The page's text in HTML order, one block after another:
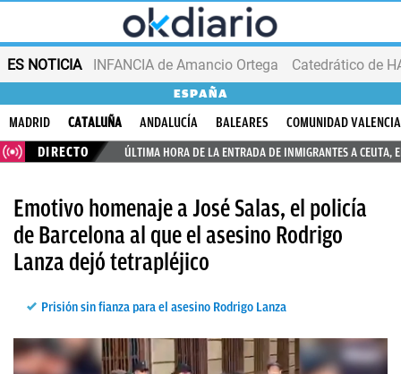
ES NOTICIA INFANCIA de Amancio Ortega
ESPAÑA
MADRID CATALUÑA ANDALUCÍA BALEARES
COMUNIDAD
DIRECTO
ÚLTIMA HORA DE LA ENTRADA DE INMIGRANTES A CEUTA,
Emotivo homenaje a José Salas, el policía
de Barcelona al que el asesino Rodrigo
Lanza dejó tetrapléjico
Prisión sin fianza para el asesino Rodrigo Lanza